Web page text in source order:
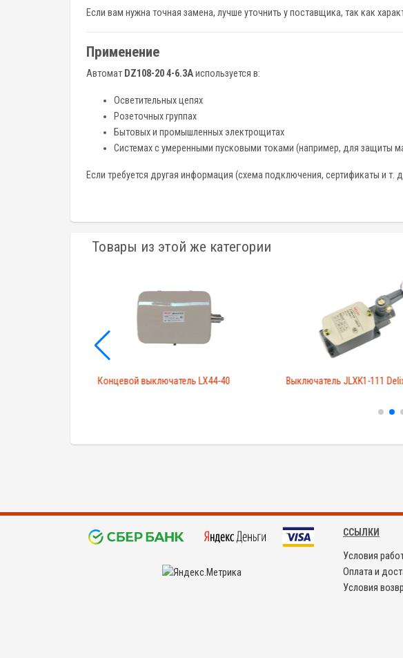
Если вам нужна точная замена, лучше уточнить у поставщика, так как
Применение
Автомат DZ108-20 4-6.3Aиспользуется в:
Осветительных цепях
Розеточных группах
Бытовых и промышленных электрощитах
Системах с умеренными пусковыми токами (например, для защиты
Если требуется другая информация (схема подключения, сертификаты и т.
Товары из этой же категории
Концевой выключатель LX44-40 Выключатель JLXK1-111
ССЫЛКИ
Условия
Оплата и
Условия